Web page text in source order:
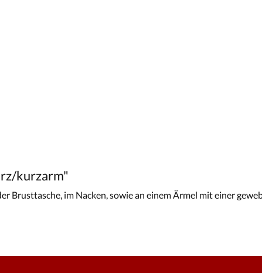
kurzarm"
Brusttasche, im Nacken, sowie an einem Ärmel mit einer